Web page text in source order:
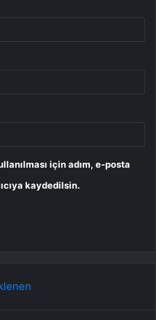
için adım, e-posta
kaydedilsin.